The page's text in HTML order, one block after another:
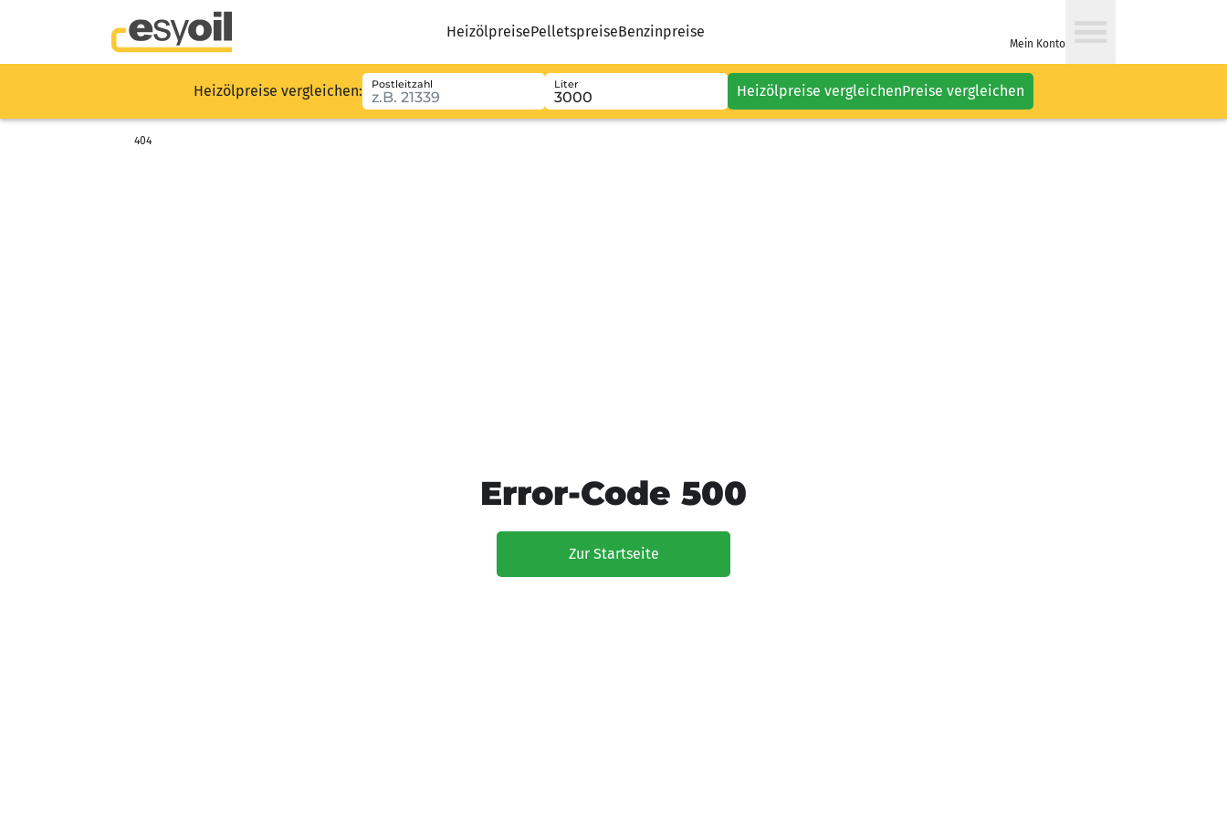
HeizölpreisePelletspreiseBenzinpreise
Mein Konto
Heizölpreise vergleichen: Postleitzahl Liter Heizölpreise vergleichenPreise vergleichen
404
Error-Code 500
Zur Startseite